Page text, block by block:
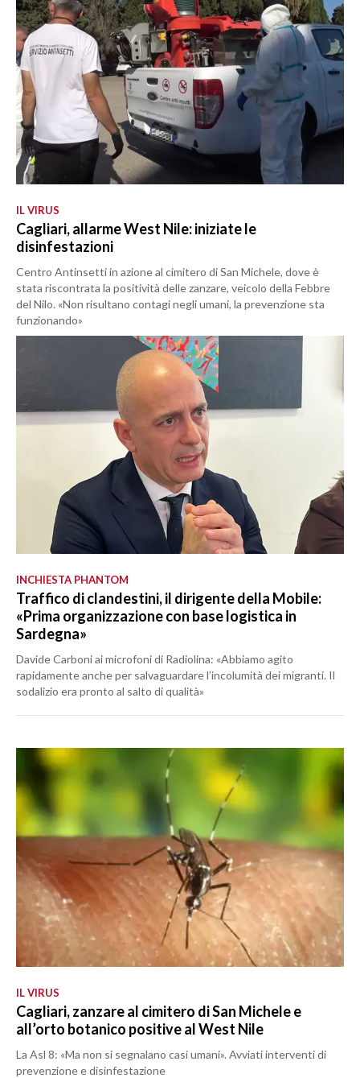
IL VIRUS
Cagliari, allarme West Nile: iniziate le
disinfestazioni
Centro Antinsetti in azione al cimitero di San Michele, dove è
stata riscontrata la positività delle zanzare, veicolo della Febbre
del Nilo. «Non risultano contagi negli umani, la prevenzione sta
funzionando»
INCHIESTA PHANTOM
Traffico di clandestini, il dirigente della Mobile:
«Prima organizzazione con base logistica in
Sardegna»
Davide Carboni ai microfoni di Radiolina: «Abbiamo agito
rapidamente anche per salvaguardare l’incolumità dei migranti. Il
sodalizio era pronto al salto di qualità»
IL VIRUS
Cagliari, zanzare al cimitero di San Michele e
all’orto botanico positive al West Nile
La Asl 8: «Ma non si segnalano casi umani». Avviati interventi di
prevenzione e disinfestazione